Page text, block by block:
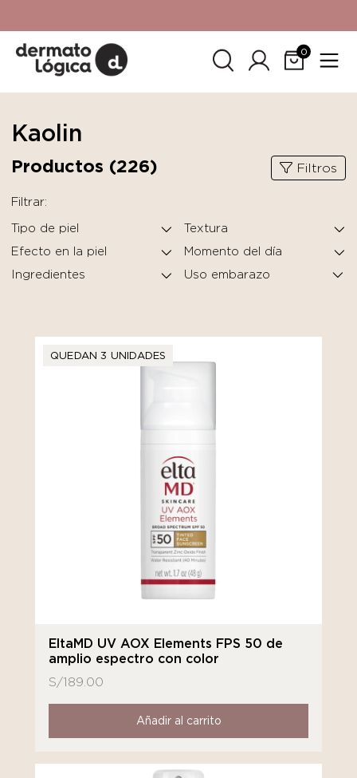
SkinCeuticals.
0
Kaolin
Productos (226) Filtros
Filtrar:
Tipo de piel
Textura
Efecto en la piel
Momento del día
Ingredientes
QUEDAN 3 UNIDADES
EltaMD UV AOX Elements FPS 50 de
amplio espectro con color
S/189.00
Añadir al carrito